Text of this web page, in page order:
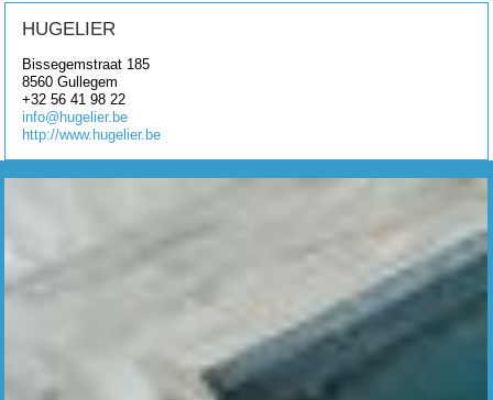
HUGELIER
Bissegemstraat 185
8560 Gullegem
+32 56 41 98 22
info@hugelier.be
http://www.hugelier.be